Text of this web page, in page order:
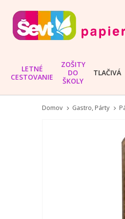
LETNÉ
CESTOVANIE
ZOŠITY
DO
ŠKOLY
TLAČIVÁ
Domov Gastro, Párty